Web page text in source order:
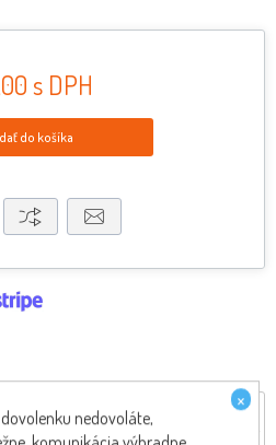
s DPH
do košíka
×
nedovoláte,